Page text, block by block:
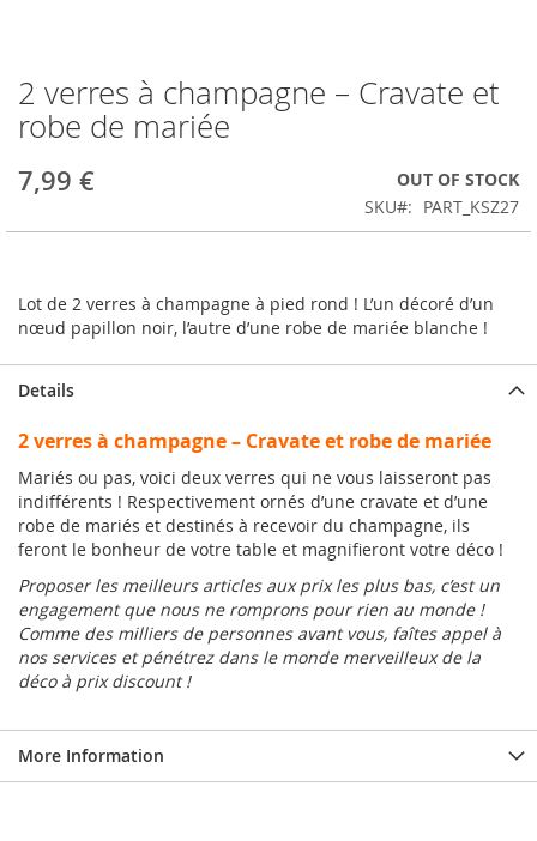
Skip
to
the
of
images
2 verres à champagne – Cravate et
robe de mariée
7,99 €
OUT OF STOCK
SKU
PART_KSZ27
Lot de 2 verres à champagne à pied rond ! L’un décoré d’un
nœud papillon noir, l’autre d’une robe de mariée blanche !
Details
2 verres à champagne – Cravate et robe de mariée
Mariés ou pas, voici deux verres qui ne vous laisseront pas
indifférents ! Respectivement ornés d’une cravate et d’une
robe de mariés et destinés à recevoir du champagne, ils
feront le bonheur de votre table et magnifieront votre déco !
Proposer les meilleurs articles aux prix les plus bas, c’est un
engagement que nous ne romprons pour rien au monde !
Comme des milliers de personnes avant vous, faîtes appel à
nos services et pénétrez dans le monde merveilleux de la
déco à prix discount !
More Information